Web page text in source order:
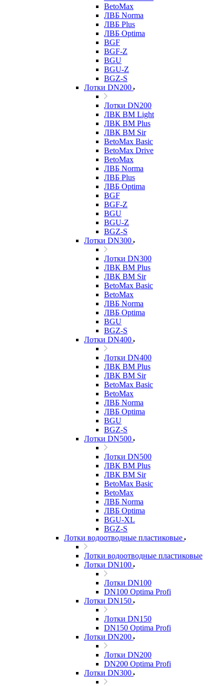
BetoMax
ЛВБ Norma
ЛВБ Plus
ЛВБ Optima
BGF
BGF-Z
BGU
BGU-Z
BGZ-S
Лотки DN200
Лотки DN200
ЛВК ВМ Light
ЛВК ВМ Plus
ЛВК ВМ Sir
BetoMax Basic
BetoMax Drive
BetoMax
ЛВБ Norma
ЛВБ Plus
ЛВБ Optima
BGF
BGF-Z
BGU
BGU-Z
BGZ-S
Лотки DN300
Лотки DN300
ЛВК ВМ Plus
ЛВК ВМ Sir
BetoMax Basic
BetoMax
ЛВБ Norma
ЛВБ Optima
BGU
BGZ-S
Лотки DN400
Лотки DN400
ЛВК ВМ Plus
ЛВК ВМ Sir
BetoMax Basic
BetoMax
ЛВБ Norma
ЛВБ Optima
BGU
BGZ-S
Лотки DN500
Лотки DN500
ЛВК ВМ Plus
ЛВК ВМ Sir
BetoMax Basic
BetoMax
ЛВБ Norma
ЛВБ Optima
BGU-XL
BGZ-S
Лотки водоотводные пластиковые
Лотки водоотводные пластиковые
Лотки DN100
Лотки DN100
DN100 Optima Profi
Лотки DN150
Лотки DN150
DN150 Optima Profi
Лотки DN200
Лотки DN200
DN200 Optima Profi
Лотки DN300